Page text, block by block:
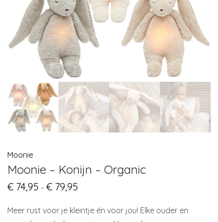
Moonie
Moonie – Konijn – Organic
€ 74,95 – € 79,95
through
€ 79,95
Meer rust voor je kleintje én voor jou! Elke ouder en